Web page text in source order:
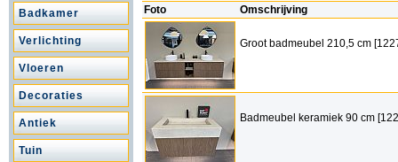
Badkamer
Verlichting
Vloeren
Decoraties
Antiek
Tuin
Foto Omschrijving
Groot badmeubel 210,5 cm
Badmeubel keramiek 90 cm